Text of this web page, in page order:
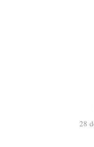
28